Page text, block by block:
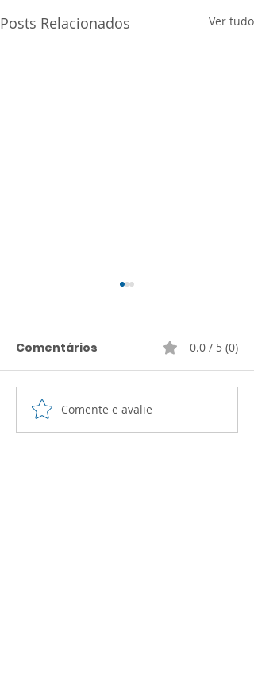
Posts Relacionados Ver tudo
TUTORIA: Mensagem
Secreta
Comentários 0.0 / 5 (0)
Comente e avalie